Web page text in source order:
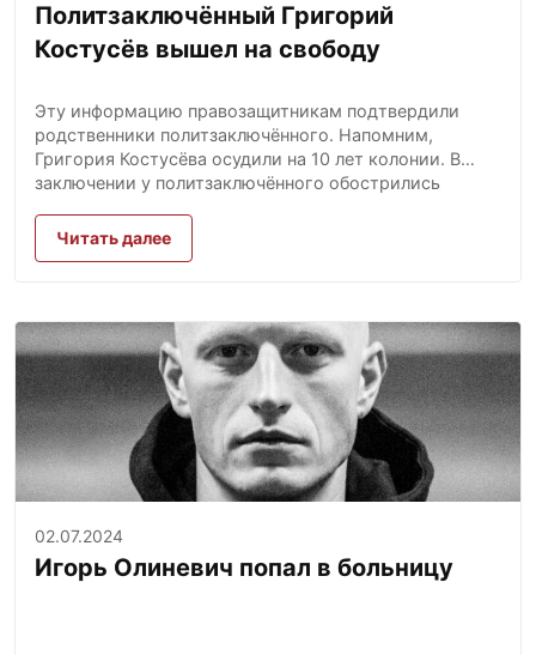
Политзаключённый Григорий
Костусёв вышел на свободу
Эту информацию правозащитникам подтвердили
родственники политзаключённого. Напомним,
Григория Костусёва осудили на 10 лет колонии. В
заключении у политзаключённого обострились
Читать далее
02.07.2024
Игорь Олиневич попал в больницу